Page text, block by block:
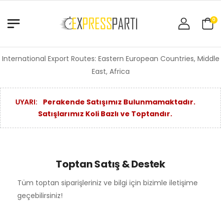
0
International Export Routes: Eastern European Countries, Middle
East, Africa
UYARI:
Perakende Satışımız Bulunmamaktadır.
Satışlarımız Koli Bazlı ve Toptandır.
Toptan Satış & Destek
Tüm toptan siparişleriniz ve bilgi için bizimle iletişime
geçebilirsiniz!